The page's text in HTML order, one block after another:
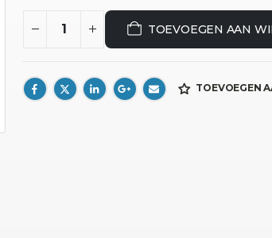
TOEVOEGEN AAN
TOEVOEGEN